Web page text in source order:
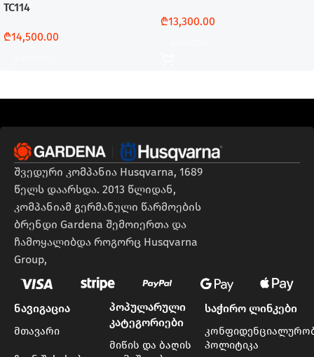
TC114
₾14,500.00
₾13,300.00
შვედური კომპანია Husqvarna, 1689
წელს დაარსდა. 2013 წლიდან,
კომპანიამ გერმანული წარმოების
ბრენდი Gardena შემოიერთა და
ჩამოყალიბდა როგორც Husqvarna
Group,
ნავიგაცია
მთავარი
პოპულარული
კატეგორიები
მიწის და ბაღის
საჭირო ლინკები
პოლიტიკა